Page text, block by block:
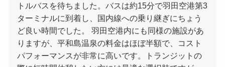
トルバスを待ちました。バスは約15分で羽田空港第3
ターミナルに到着し、国内線への乗り継ぎにちょう
ど良い時間でした。 羽田空港内にも同様の施設があ
りますが、平和島温泉の料金はほぼ半額で、コスト
パフォーマンスが非常に高いです。トランジットの